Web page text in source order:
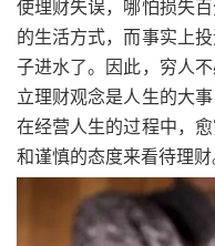
使理财失误，哪怕损失
的生活方式，而事实上
子进水了。因此，穷人
立理财观念是人生的大
在经营人生的过程中，
和谨慎的态度来看待理财